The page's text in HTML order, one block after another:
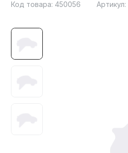
Код товара: 450056 Артикул: